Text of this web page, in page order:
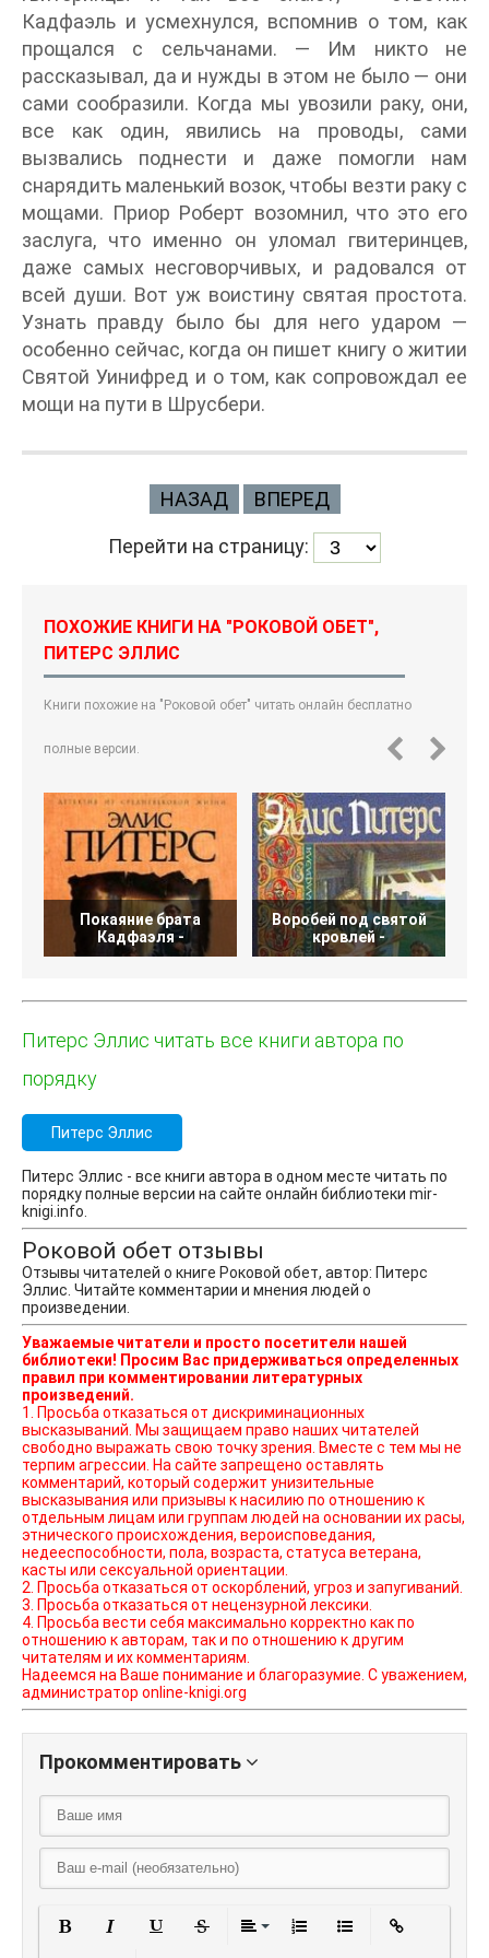
Кадфаэль и усмехнулся, вспомнив о том, как
прощался с сельчанами. — Им никто не
рассказывал, да и нужды в этом не было — они
сами сообразили. Когда мы увозили раку, они,
все как один, явились на проводы, сами
вызвались поднести и даже помогли нам
снарядить маленький возок, чтобы везти раку с
мощами. Приор Роберт возомнил, что это его
заслуга, что именно он уломал гвитеринцев,
даже самых несговорчивых, и радовался от
всей души. Вот уж воистину святая простота.
Узнать правду было бы для него ударом —
особенно сейчас, когда он пишет книгу о житии
Святой Уинифред и о том, как сопровождал ее
мощи на пути в Шрусбери.
НАЗАД ВПЕРЕД
Перейти на страницу:
ПОХОЖИЕ КНИГИ НА "РОКОВОЙ ОБЕТ",
ПИТЕРС ЭЛЛИС
Книги похожие на "Роковой обет" читать онлайн бесплатно
полные версии.
Покаяние брата
Кадфаэля -
Воробей под святой
кровлей -
Питерс Эллис читать все книги автора по
порядку
Питерс Эллис
Питерс Эллис - все книги автора в одном месте читать по
порядку полные версии на сайте онлайн библиотеки mir-
knigi.info.
Роковой обет отзывы
Отзывы читателей о книге Роковой обет, автор: Питерс
Эллис. Читайте комментарии и мнения людей о
произведении.
Уважаемые читатели и просто посетители нашей
библиотеки! Просим Вас придерживаться определенных
правил при комментировании литературных
произведений.
1. Просьба отказаться от дискриминационных
высказываний. Мы защищаем право наших читателей
свободно выражать свою точку зрения. Вместе с тем мы не
терпим агрессии. На сайте запрещено оставлять
комментарий, который содержит унизительные
высказывания или призывы к насилию по отношению к
отдельным лицам или группам людей на основании их расы,
этнического происхождения, вероисповедания,
недееспособности, пола, возраста, статуса ветерана,
касты или сексуальной ориентации.
2. Просьба отказаться от оскорблений, угроз и запугиваний.
3. Просьба отказаться от нецензурной лексики.
4. Просьба вести себя максимально корректно как по
отношению к авторам, так и по отношению к другим
читателям и их комментариям.
Надеемся на Ваше понимание и благоразумие. С уважением,
администратор online-knigi.org
Прокомментировать